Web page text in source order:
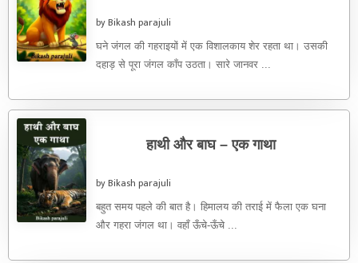
by Bikash parajuli
घने जंगल की गहराइयों में एक विशालकाय शेर रहता था। उसकी
दहाड़ से पूरा जंगल काँप उठता। सारे जानवर ...
हाथी और बाघ – एक गाथा
by Bikash parajuli
बहुत समय पहले की बात है। हिमालय की तराई में फैला एक घना
और गहरा जंगल था। वहाँ ऊँचे-ऊँचे ...